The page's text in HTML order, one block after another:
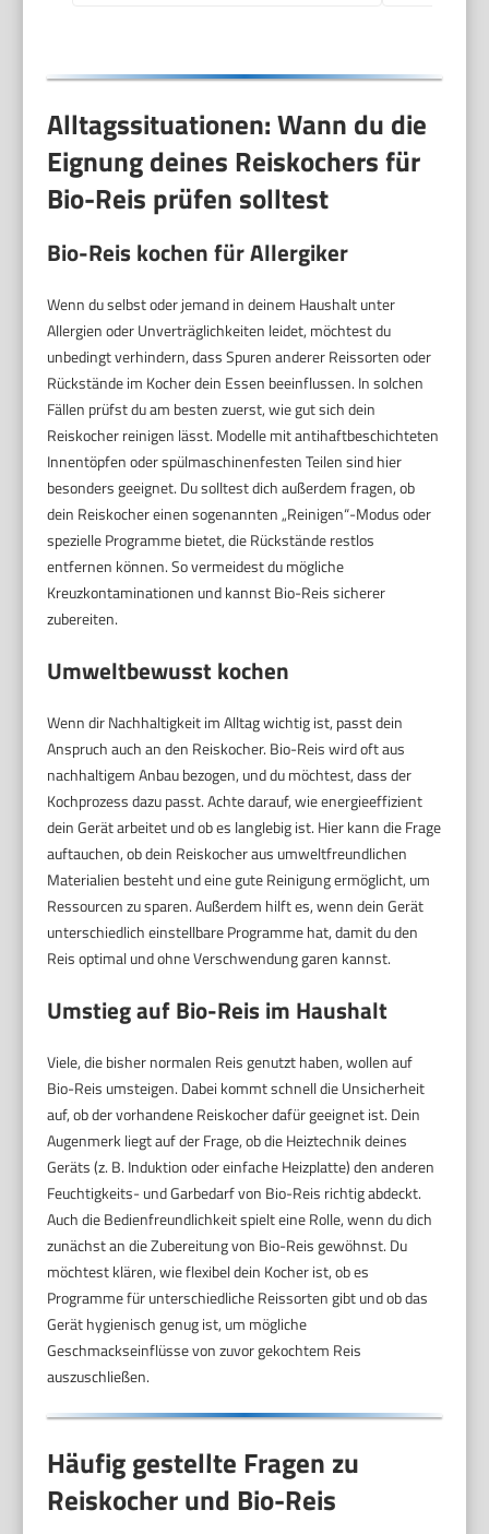
Alltagssituationen: Wann du die
Eignung deines Reiskochers für
Bio-Reis prüfen solltest
Bio-Reis kochen für Allergiker
Wenn du selbst oder jemand in deinem Haushalt unter
Allergien oder Unverträglichkeiten leidet, möchtest du
unbedingt verhindern, dass Spuren anderer Reissorten oder
Rückstände im Kocher dein Essen beeinflussen. In solchen
Fällen prüfst du am besten zuerst, wie gut sich dein
Reiskocher reinigen lässt. Modelle mit antihaftbeschichteten
Innentöpfen oder spülmaschinenfesten Teilen sind hier
besonders geeignet. Du solltest dich außerdem fragen, ob
dein Reiskocher einen sogenannten „Reinigen“-Modus oder
spezielle Programme bietet, die Rückstände restlos
entfernen können. So vermeidest du mögliche
Kreuzkontaminationen und kannst Bio-Reis sicherer
zubereiten.
Umweltbewusst kochen
Wenn dir Nachhaltigkeit im Alltag wichtig ist, passt dein
Anspruch auch an den Reiskocher. Bio-Reis wird oft aus
nachhaltigem Anbau bezogen, und du möchtest, dass der
Kochprozess dazu passt. Achte darauf, wie energieeffizient
dein Gerät arbeitet und ob es langlebig ist. Hier kann die Frage
auftauchen, ob dein Reiskocher aus umweltfreundlichen
Materialien besteht und eine gute Reinigung ermöglicht, um
Ressourcen zu sparen. Außerdem hilft es, wenn dein Gerät
unterschiedlich einstellbare Programme hat, damit du den
Reis optimal und ohne Verschwendung garen kannst.
Umstieg auf Bio-Reis im Haushalt
Viele, die bisher normalen Reis genutzt haben, wollen auf
Bio-Reis umsteigen. Dabei kommt schnell die Unsicherheit
auf, ob der vorhandene Reiskocher dafür geeignet ist. Dein
Augenmerk liegt auf der Frage, ob die Heiztechnik deines
Geräts (z. B. Induktion oder einfache Heizplatte) den anderen
Feuchtigkeits- und Garbedarf von Bio-Reis richtig abdeckt.
Auch die Bedienfreundlichkeit spielt eine Rolle, wenn du dich
zunächst an die Zubereitung von Bio-Reis gewöhnst. Du
möchtest klären, wie flexibel dein Kocher ist, ob es
Programme für unterschiedliche Reissorten gibt und ob das
Gerät hygienisch genug ist, um mögliche
Geschmackseinflüsse von zuvor gekochtem Reis
auszuschließen.
Häufig gestellte Fragen zu
Reiskocher und Bio-Reis